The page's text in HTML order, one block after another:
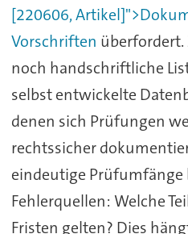
[220606,
Vorschriften
noch handschriftliche
selbst entwickelte
denen sich Prüfungen
rechtssicher
eindeutige Prüfumfänge
Fehlerquellen: Welche
Fristen gelten? Dies